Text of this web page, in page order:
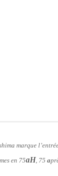
marque
en 75aH , 75 a